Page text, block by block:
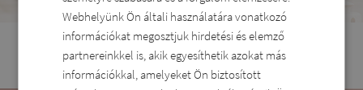
Minden alkalomra
Megnézem
ROMANIAN
ENGLISH
DUTCH
Webhelyünk Ön általi használatára vonatkozó
információkat megosztjuk hirdetési és elemző
partnereinkkel is, akik egyesíthetik azokat más
információkkal, amelyeket Ön biztosított